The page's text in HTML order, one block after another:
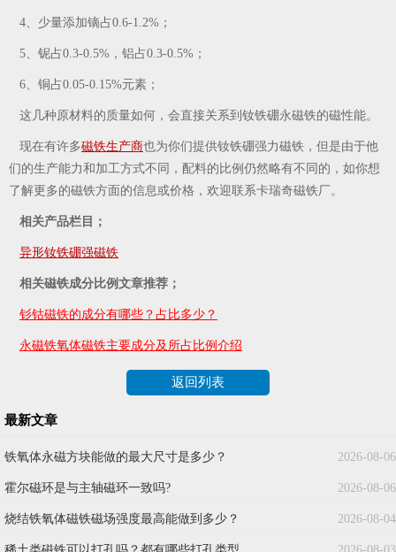
4、少量添加镝占0.6-1.2%；
5、铌占0.3-0.5%，铝占0.3-0.5%；
6、铜占0.05-0.15%元素；
这几种原材料的质量如何，会直接关系到钕铁硼永磁铁的磁性能。
现在有许多磁铁生产商也为你们提供钕铁硼强力磁铁，但是由于他
们的生产能力和加工方式不同，配料的比例仍然略有不同的，如你想
了解更多的磁铁方面的信息或价格，欢迎联系卡瑞奇磁铁厂。
相关产品栏目；
异形钕铁硼强磁铁
相关磁铁成分比例文章推荐；
钐钴磁铁的成分有哪些？占比多少？
永磁铁氧体磁铁主要成分及所占比例介绍
返回列表
最新文章
2026-08-06
铁氧体永磁方块能做的最大尺寸是多少？
2026-08-06
霍尔磁环是与主轴磁环一致吗?
2026-08-04
烧结铁氧体磁铁磁场强度最高能做到多少？